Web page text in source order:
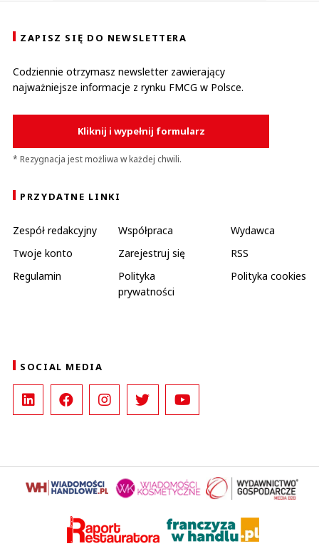
ZAPISZ SIĘ DO NEWSLETTERA
Codziennie otrzymasz newsletter zawierający
najważniejsze informacje z rynku FMCG w Polsce.
Kliknij i wypełnij formularz
* Rezygnacja jest możliwa w każdej chwili.
PRZYDATNE LINKI
Zespół redakcyjny Współpraca
Wydawca
Twoje konto
Zarejestruj się
RSS
Regulamin
Polityka
prywatności
Polityka cookies
SOCIAL MEDIA